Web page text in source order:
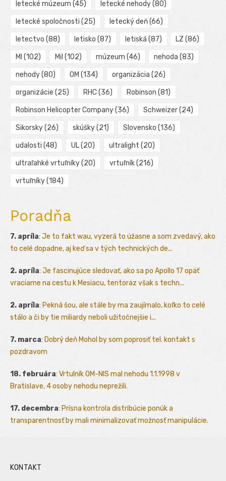
letecké múzeum (45) letecké nehody(80)
letecké spoločnosti (25) letecký deň(66)
letectvo (88) letisko (87) letiská (87) LZ (86)
MI (102) Mil (102) múzeum (46) nehoda (83)
nehody(80) OM (134) organizácia (26)
organizácie (25) RHC(36) Robinson (81)
Robinson Helicopter Company(36) Schweizer(24)
Sikorsky(26) skúšky(21) Slovensko (136)
udalosti (48) UL(20) ultralight (20)
ultraľahké vrtuľníky(20) vrtuľník(216)
vrtuľníky(184)
Poradňa
7. apríla: Je to fakt wau, vyzerá to úžasne a som zvedavý, ako
to celé dopadne, aj keď sa v tých technických de...
2. apríla: Je fascinujúce sledovať, ako sa po Apollo 17 opäť
vraciame na cestu k Mesiacu, tentoraz však s techn...
2. apríla: Pekná šou, ale stále by ma zaujímalo, koľko to celé
stálo a či by tie miliardy neboli užitočnejšie i...
7. marca: Dobrý deň Mohol by som poprosiť tel. kontakt s
pozdravom
18. februára: Vrtulník OM-NIS mal nehodu 1.1.1998 v
Bratislave, 4 osoby nehodu neprežili.
17. decembra: Prísna kontrola distribúcie ponúk a
transparentnosť by mali minimalizovať možnosť manipulácie.
KONTAKT